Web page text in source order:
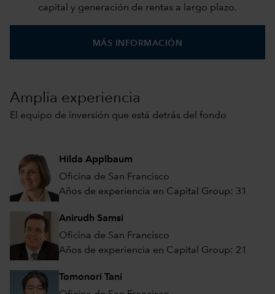
capital y generación de rentas a largo plazo.
MÁS INFORMACIÓN
Amplia experiencia
El equipo de inversión que está detrás del fondo
Hilda Applbaum
Oficina de San Francisco
Años de experiencia en Capital Group: 31
Anirudh Samsi
Oficina de San Francisco
Años de experiencia en Capital Group: 21
Tomonori Tani